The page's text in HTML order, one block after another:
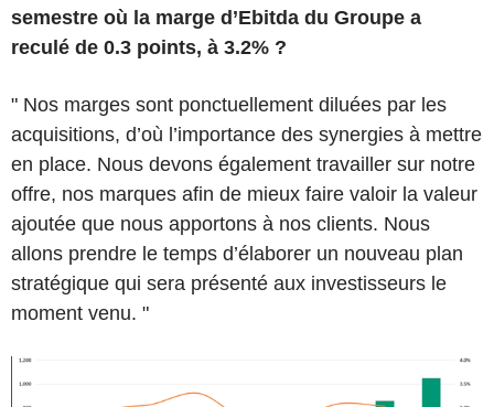
semestre où la marge d’Ebitda du Groupe a
reculé de 0.3 points, à 3.2% ?
" Nos marges sont ponctuellement diluées par les
acquisitions, d’où l’importance des synergies à mettre
en place. Nous devons également travailler sur notre
offre, nos marques afin de mieux faire valoir la valeur
ajoutée que nous apportons à nos clients. Nous
allons prendre le temps d’élaborer un nouveau plan
stratégique qui sera présenté aux investisseurs le
moment venu. "